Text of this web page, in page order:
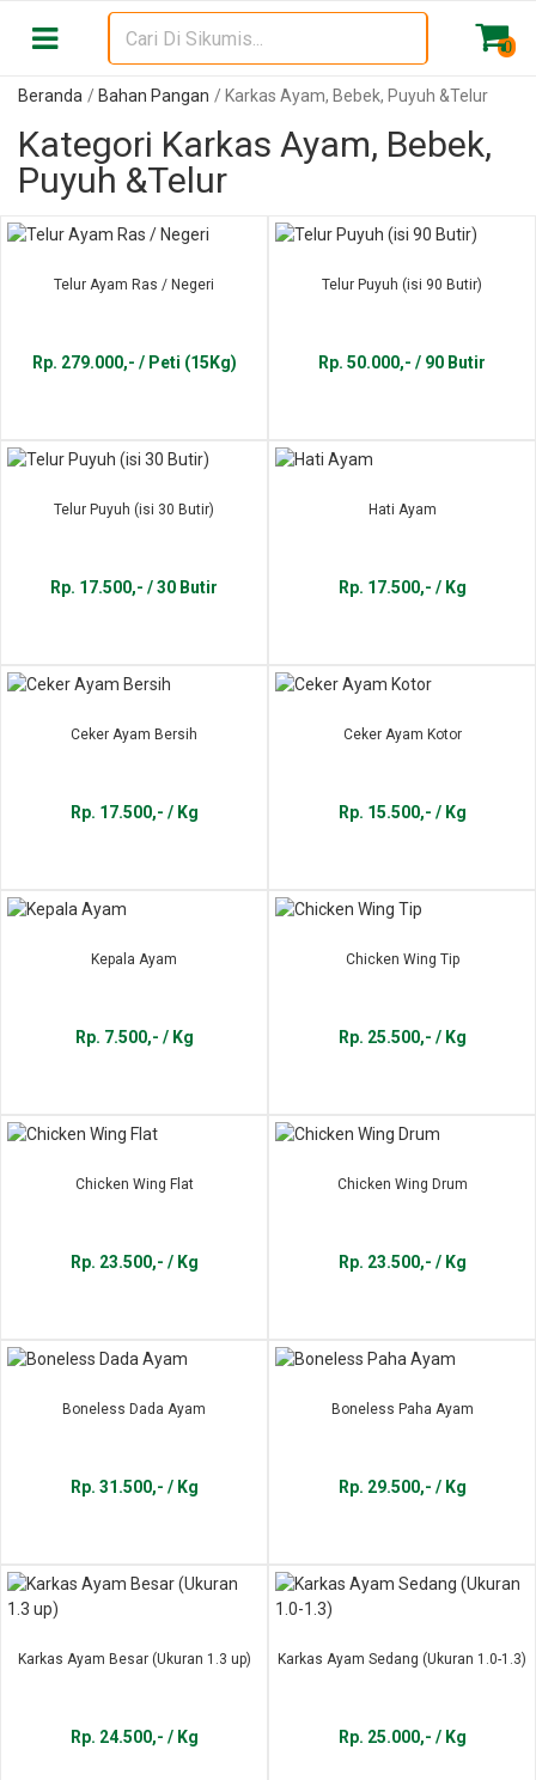
0
Beranda Bahan Pangan Karkas Ayam, Bebek, Puyuh &Telur
Kategori Karkas Ayam, Bebek,
Puyuh &Telur
Telur Ayam Ras / Negeri
Rp. 279.000,- / Peti (15Kg)
Telur Puyuh (isi 90 Butir)
Rp. 50.000,- / 90 Butir
Telur Puyuh (isi 30 Butir)
Rp. 17.500,- / 30 Butir
Hati Ayam
Rp. 17.500,- / Kg
Ceker Ayam Bersih
Rp. 17.500,- / Kg
Ceker Ayam Kotor
Rp. 15.500,- / Kg
Kepala Ayam
Rp. 7.500,- / Kg
Chicken Wing Tip
Rp. 25.500,- / Kg
Chicken Wing Flat
Rp. 23.500,- / Kg
Chicken Wing Drum
Rp. 23.500,- / Kg
Boneless Dada Ayam
Rp. 31.500,- / Kg
Boneless Paha Ayam
Rp. 29.500,- / Kg
Karkas Ayam Besar (Ukuran 1.3 up)
Rp. 24.500,- / Kg
Karkas Ayam Sedang (Ukuran 1.0-1.3)
Rp. 25.000,- / Kg